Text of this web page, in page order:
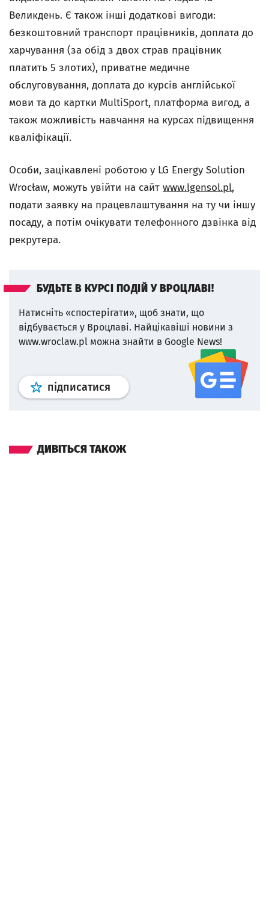
Великдень. Є також інші додаткові вигоди:
безкоштовний транспорт працівників, доплата до
харчування (за обід з двох страв працівник
платить 5 злотих), приватне медичне
обслуговування, доплата до курсів англійської
мови та до картки MultiSport, платформа вигод, а
також можливість навчання на курсах підвищення
кваліфікації.
Особи, зацікавлені роботою у LG Energy Solution
Wrocław, можуть увійти на сайт www.lgensol.pl,
подати заявку на працевлаштування на ту чи іншу
посаду, а потім очікувати телефонного дзвінка від
рекрутера.
БУДЬТЕ В КУРСІ ПОДІЙ У ВРОЦЛАВІ!
Натисніть «спостерігати», щоб знати, що
відбувається у Вроцлаві. Найцікавіші новини з
www.wroclaw.pl можна знайти в Google News!
підписатися Профіль google news
ДИВІТЬСЯ ТАКОЖ